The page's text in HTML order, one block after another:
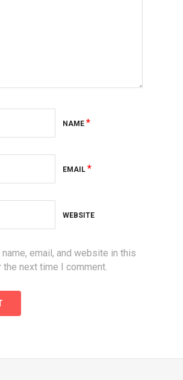
NAME *
EMAIL *
WEBSITE
name, email, and website in this
next time I comment.